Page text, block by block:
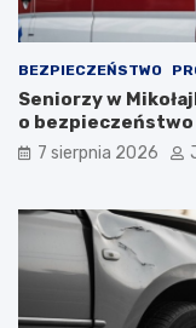
BEZPIECZEŃSTWO
Seniorzy w
o
7 sierpnia 2026